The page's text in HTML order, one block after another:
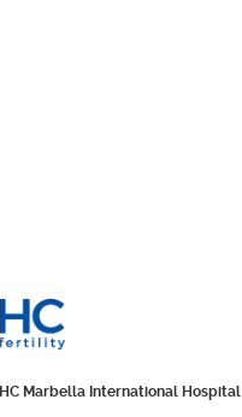
HC Marbella International Hospital